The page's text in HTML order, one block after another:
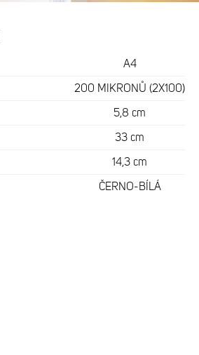
A4
200 MIKRONŮ (2X100)
5,8 cm
33 cm
14,3 cm
ČERNO-BÍLÁ